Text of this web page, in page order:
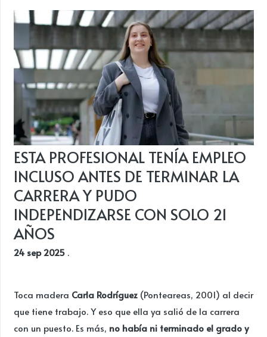
ESTA PROFESIONAL TENÍA EMPLEO
INCLUSO ANTES DE TERMINAR LA
CARRERA Y PUDO
INDEPENDIZARSE CON SOLO 21
AÑOS
24 sep 2025.
Toca madera Carla Rodríguez(Ponteareas, 2001) al decir
que tiene trabajo. Y eso que ella ya salió de la carrera
con un puesto. Es más, no había ni terminado el grado y